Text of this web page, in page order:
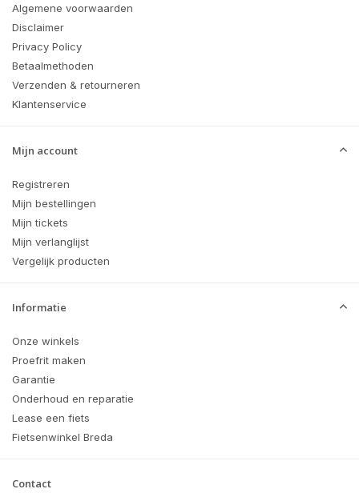
Algemene voorwaarden
Disclaimer
Privacy Policy
Betaalmethoden
Verzenden & retourneren
Klantenservice
Mijn account
Registreren
Mijn bestellingen
Mijn tickets
Mijn verlanglijst
Vergelijk producten
Informatie
Onze winkels
Proefrit maken
Garantie
Onderhoud en reparatie
Lease een fiets
Fietsenwinkel Breda
Contact